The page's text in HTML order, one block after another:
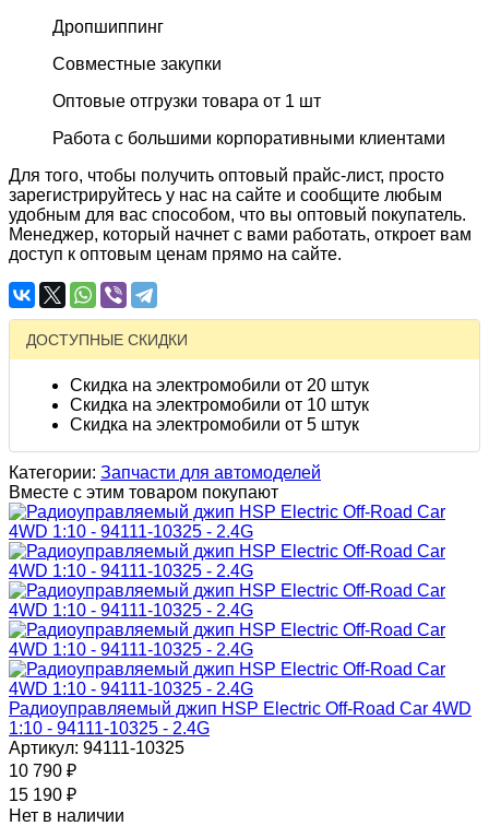
Дропшиппинг
Совместные закупки
Оптовые отгрузки товара от 1 шт
Работа с большими корпоративными клиентами
Для того, чтобы получить оптовый прайс-лист, просто
зарегистрируйтесь у нас на сайте и сообщите любым
удобным для вас способом, что вы оптовый покупатель.
Менеджер, который начнет с вами работать, откроет вам
доступ к оптовым ценам прямо на сайте.
ДОСТУПНЫЕ СКИДКИ
Скидка на электромобили от 20 штук
Скидка на электромобили от 10 штук
Скидка на электромобили от 5 штук
Категории: Запчасти для автомоделей
Вместе с этим товаром покупают
Радиоуправляемый джип HSP Electric Off-Road Car 4WD
1:10 - 94111-10325 - 2.4G
Артикул: 94111-10325
10 790 ₽
15 190 ₽
Нет в наличии